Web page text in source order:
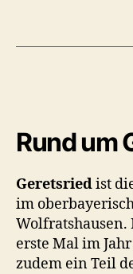
Rund um
Geretsriedist
im
erste Mal im
zudem ein Teil